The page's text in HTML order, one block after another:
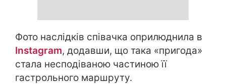
Фото наслідків співачка оприлюднила в
Instagram, додавши, що така «пригода»
стала несподіваною частиною її
гастрольного маршруту.